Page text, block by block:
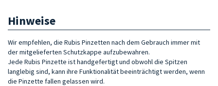
Hinweise
Wir empfehlen, die Rubis Pinzetten nach dem Gebrauch immer mit
der mitgelieferten Schutzkappe aufzubewahren.
Jede Rubis Pinzette ist handgefertigt und obwohl die Spitzen
langlebig sind, kann ihre Funktionalität beeinträchtigt werden, wenn
die Pinzette fallen gelassen wird.